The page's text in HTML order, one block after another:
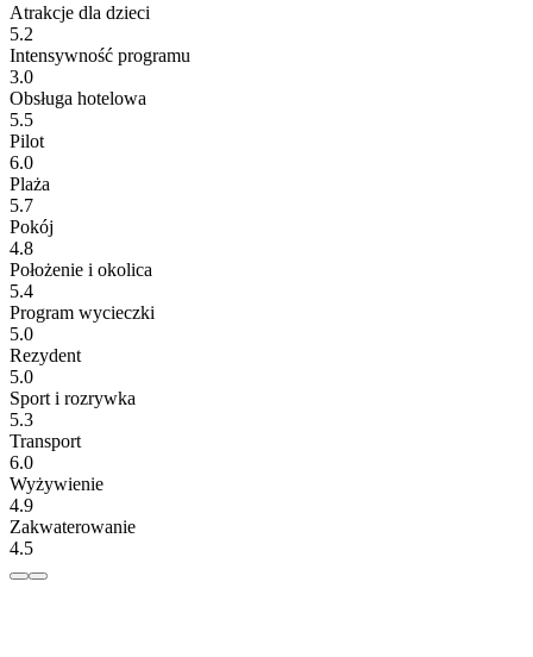
Atrakcje dla dzieci
5.2
Intensywność programu
3.0
Obsługa hotelowa
5.5
Pilot
6.0
Plaża
5.7
Pokój
4.8
Położenie i okolica
5.4
Program wycieczki
5.0
Rezydent
5.0
Sport i rozrywka
5.3
Transport
6.0
Wyżywienie
4.9
Zakwaterowanie
4.5